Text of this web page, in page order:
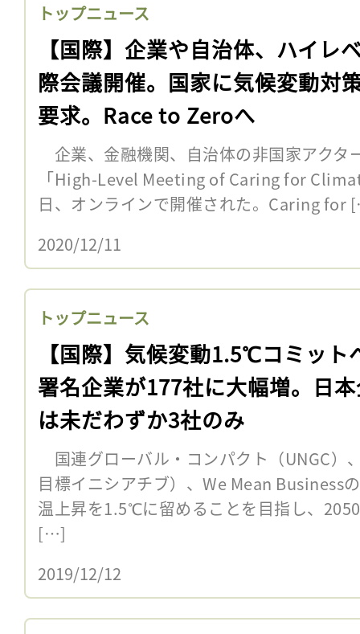
トップニュース
【国際】企業や自治体、ハイレ
際会議開催。国家に気候変動対
要求。Race to Zeroへ
企業、金融機関、自治体の非国家アクタ
「High-Level Meeting of Caring for
日、オンラインで開催された。Caring for
2020/12/11
トップニュース
【国際】気候変動1.5℃コミット
署名企業が177社に大幅増。日
は未だわずか3社のみ
国連グローバル・コンパクト（UNGC）
目標イニシアチブ）、We Mean Business
温上昇を1.5℃に留めることを目指し、
[…]
2019/12/12